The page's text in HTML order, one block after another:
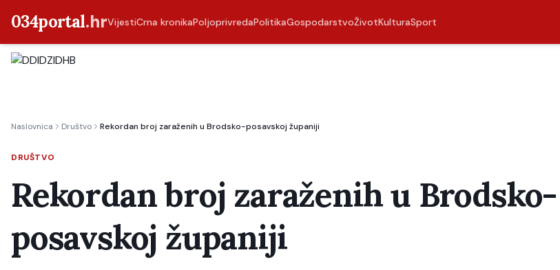
034portal.hrVijestiCrna kronikaPoljoprivredaPolitikaGospodarstvoŽivotKulturaSport
Naslovnica Društvo Rekordan broj zaraženih u Brodsko-posavskoj županiji
DRUŠTVO
Rekordan broj zaraženih u Brodsko-
posavskoj županiji